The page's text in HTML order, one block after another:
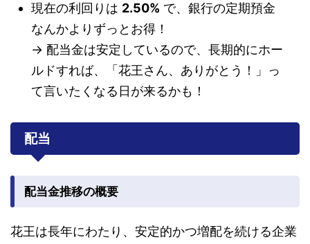
現在の利回りは 2.50% で、銀行の定期預金
なんかよりずっとお得！
→ 配当金は安定しているので、長期的にホー
ルドすれば、「花王さん、ありがとう！」っ
て言いたくなる日が来るかも！
配当
配当金推移の概要
花王は長年にわたり、安定的かつ増配を続ける企業